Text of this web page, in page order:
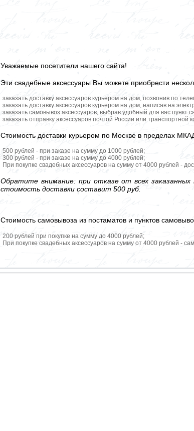
Уважаемые посетители нашего сайта!
Эти свадебные аксессуары Вы можете приобрести
заказать доставку аксессуаров курьером на дом, позвонив по
заказать доставку аксессуаров курьером на дом, написав на
заказать самовывоз аксессуаров, выбрав удобный для вас пункт
заказать отправку аксессуаров почтой России или транспортной
Стоимость доставки курьером по Москве в пределах
500 рублей - при заказе на сумму до 1000 рублей;
300 рублей - при заказе на сумму до 4000 рублей;
При покупке свадебных аксессуаров на сумму от 4000 рублей -
Обратите внимание: при отказе от всех
стоимость доставки составит 500 руб.
Стоимость самовывоза из постаматов и пунктов
200 рублей при покупке на сумму до 4000 рублей;
При покупке свадебных аксессуаров на сумму от 4000 рублей -